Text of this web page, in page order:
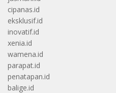
cipanas.id
eksklusif.id
inovatif.id
xenia.id
wamena.id
parapat.id
penatapan.id
balige.id